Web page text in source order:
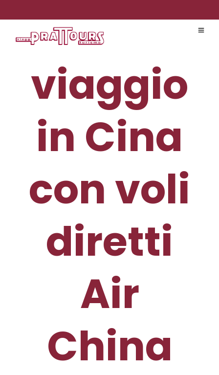
viaggio
in Cina
con voli
diretti
Air
China